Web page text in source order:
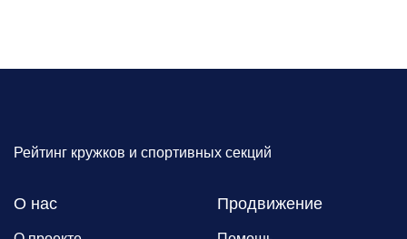
Рейтинг кружков и спортивных секций
О нас Продвижение